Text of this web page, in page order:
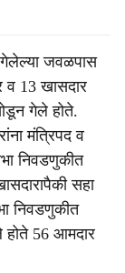
गेलेल्या जवळपास
13 खासदार
गेले होते.
मंत्रिपद व
निवडणुकीत
सहा
निवडणुकीत
होते 56 आमदार